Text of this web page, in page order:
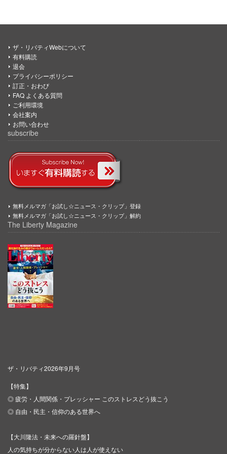
ザ・リバティWebについて
有料購読
退会
プライバシーポリシー
訂正・おわび
FAQ よくある質問
ご利用環境
会社案内
お問い合わせ
subscribe
無料メルマガ「お試し☆ニュース・クリップ」登録
無料メルマガ「お試し☆ニュース・クリップ」解約
The Liberty Magazine
ザ・リバティ2026年9月号
【特集】
◎ 疲労・人間関係・プレッシャー このストレスどう抜こう
◎ 自由・民主・信仰のある世界へ
【大川隆法・未来への羅針盤】
人の気持ちが分からない人は人が使えない